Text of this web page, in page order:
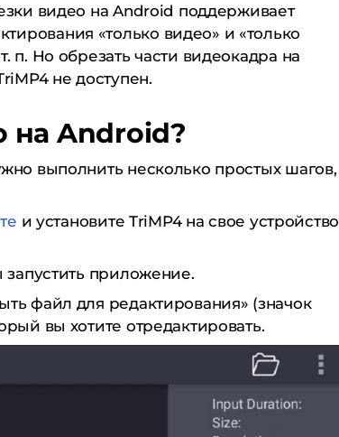
видео на Android поддерживает
«только видео» и «только
п. Но обрезать части видеокадра на
не доступен.
на Android?
выполнить несколько простых шагов,
и установите TriMP4 на свое устройство
запустить приложение.
файл для редактирования» (значок
вы хотите отредактировать.